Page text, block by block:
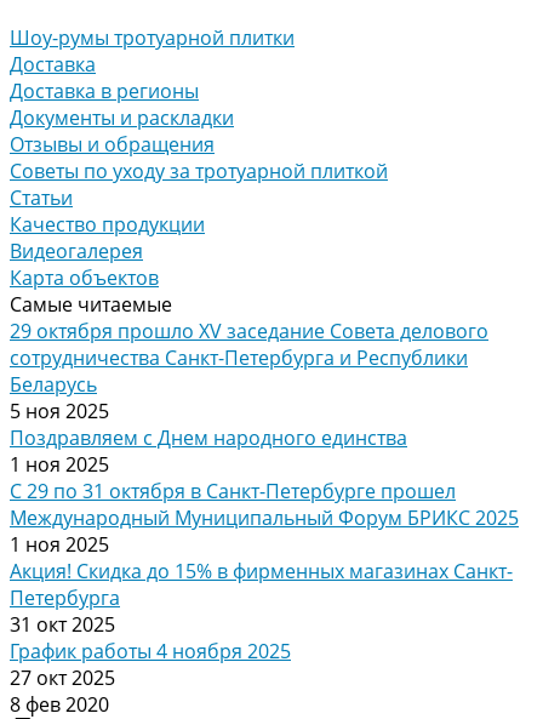
Шоу-румы тротуарной плитки
Доставка
Доставка в регионы
Документы и раскладки
Отзывы и обращения
Советы по уходу за тротуарной плиткой
Статьи
Качество продукции
Видеогалерея
Карта объектов
Самые читаемые
29 октября прошло XV заседание Совета делового
сотрудничества Санкт-Петербурга и Республики
Беларусь
5 ноя 2025
Поздравляем с Днем народного единства
1 ноя 2025
С 29 по 31 октября в Санкт-Петербурге прошел
Международный Муниципальный Форум БРИКС 2025
1 ноя 2025
Акция! Скидка до 15% в фирменных магазинах Санкт-
Петербурга
31 окт 2025
График работы 4 ноября 2025
27 окт 2025
8 фев 2020